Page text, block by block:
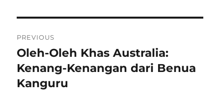
pos
PREVIOUS
Previous
post:
Oleh-Oleh Khas Australia:
Kenang-Kenangan dari Benua
Kanguru